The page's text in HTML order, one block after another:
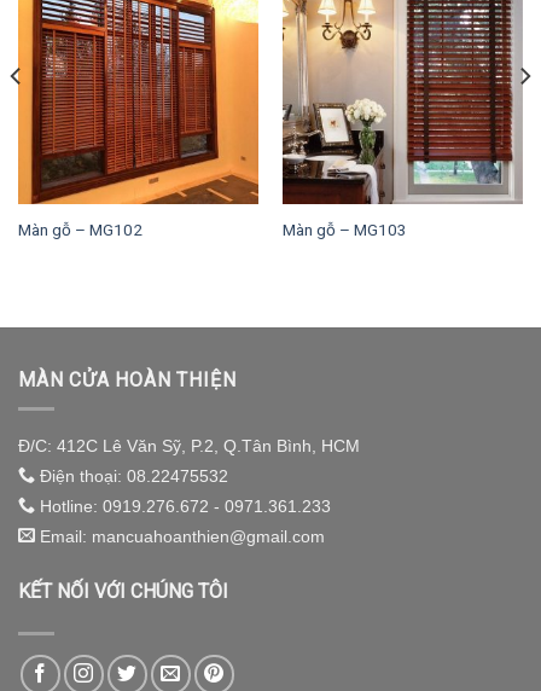
Màn gỗ – MG102 Màn gỗ – MG103
MÀN CỬA HOÀN THIỆN
Đ/C: 412C Lê Văn Sỹ, P.2, Q.Tân Bình, HCM
Điện thoại: 08.22475532
Hotline: 0919.276.672 - 0971.361.233
Email: mancuahoanthien@gmail.com
KẾT NỐI VỚI CHÚNG TÔI